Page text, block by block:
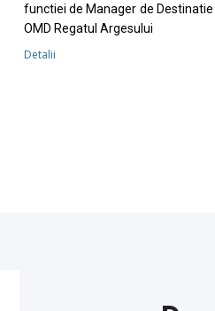
functiei de Manager de Destinatie
OMD Regatul Argesului
Detalii